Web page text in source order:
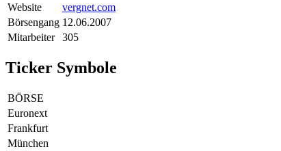
Website
vergnet.com
Börsengang 12.06.2007
Mitarbeiter
305
Ticker Symbole
BÖRSE
Euronext
Frankfurt
München